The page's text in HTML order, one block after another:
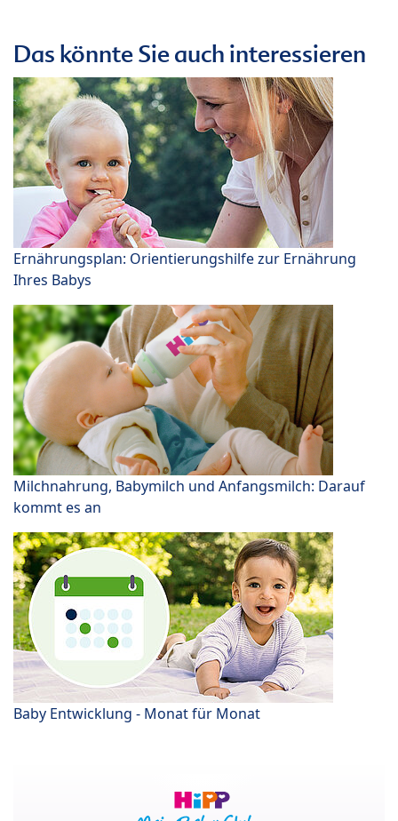
Das könnte Sie auch interessieren
Ernährungsplan: Orientierungshilfe zur Ernährung
Ihres Babys
Milchnahrung, Babymilch und Anfangsmilch: Darauf
kommt es an
Baby Entwicklung - Monat für Monat